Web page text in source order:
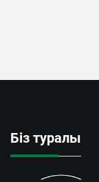
Біз туралы